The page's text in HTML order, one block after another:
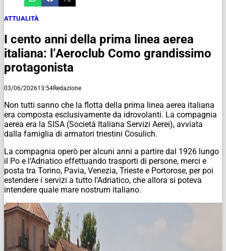
ATTUALITÀ
I cento anni della prima linea aerea
italiana: l’Aeroclub Como grandissimo
protagonista
03/06/202613:54Redazione
Non tutti sanno che la flotta della prima linea aerea italiana
era composta esclusivamente da idrovolanti. La compagnia
aerea era la SISA (Società Italiana Servizi Aerei), avviata
dalla famiglia di armatori triestini Cosulich.
La compagnia operò per alcuni anni a partire dal 1926 lungo
il Po e l’Adriatico effettuando trasporti di persone, merci e
posta tra Torino, Pavia, Venezia, Trieste e Portorose, per poi
estendere i servizi a tutto l’Adriatico, che allora si poteva
intendere quale mare nostrum italiano.